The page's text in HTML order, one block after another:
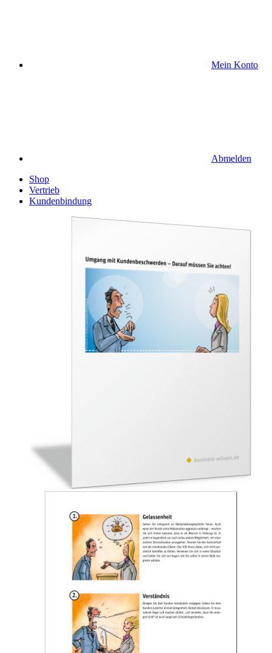
Mein Konto
Abmelden
Shop
Vertrieb
Kundenbindung